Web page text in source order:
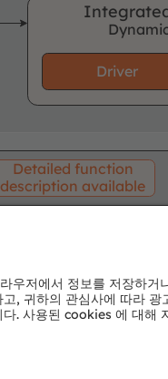
Detailed function
description available
Driver